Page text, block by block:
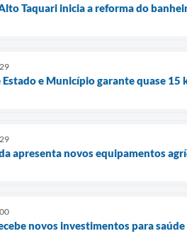
Taquari inicia a reforma do
e Município garante quase
apresenta novos equipamentos
novos investimentos para